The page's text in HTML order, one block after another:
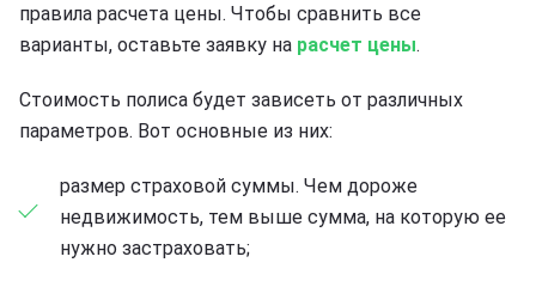
правила расчета цены. Чтобы сравнить все
варианты, оставьте заявку на расчет цены.
Стоимость полиса будет зависеть от различных
параметров. Вот основные из них:
размер страховой суммы. Чем дороже
недвижимость, тем выше сумма, на которую ее
нужно застраховать;